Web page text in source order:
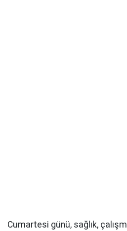
Cumartesi günü, sağlık,